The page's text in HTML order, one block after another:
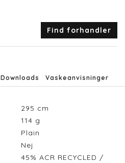
Find forhandler
Downloads Vaskeanvisninger
295 cm
114 g
Plain
Nej
45% ACR RECYCLED /